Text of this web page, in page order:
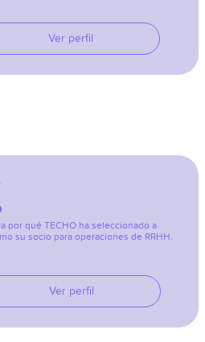
Ver perfil
por qué TECHO ha seleccionado a
su socio para operaciones de RRHH.
Ver perfil